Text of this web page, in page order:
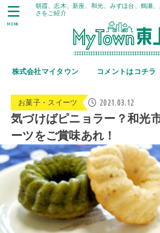
朝霞、志木、新座、和光、みずほ台、鶴瀬
さをご紹介
株式会社マイタウン コメントはコチラ
MENU
お菓子・スイーツ 2021.03.12
気づけばピニョラー？和光
ーツをご賞味あれ！